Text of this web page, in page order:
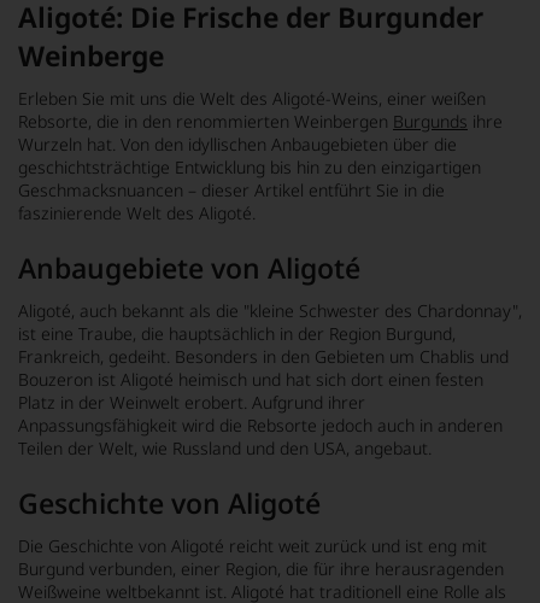
Aligoté: Die Frische der Burgunder
Weinberge
Erleben Sie mit uns die Welt des Aligoté-Weins, einer weißen
Rebsorte, die in den renommierten Weinbergen Burgunds ihre
Wurzeln hat. Von den idyllischen Anbaugebieten über die
geschichtsträchtige Entwicklung bis hin zu den einzigartigen
Geschmacksnuancen – dieser Artikel entführt Sie in die
faszinierende Welt des Aligoté.
Anbaugebiete von Aligoté
Aligoté, auch bekannt als die "kleine Schwester des Chardonnay",
ist eine Traube, die hauptsächlich in der Region Burgund,
Frankreich, gedeiht. Besonders in den Gebieten um Chablis und
Bouzeron ist Aligoté heimisch und hat sich dort einen festen
Platz in der Weinwelt erobert. Aufgrund ihrer
Anpassungsfähigkeit wird die Rebsorte jedoch auch in anderen
Teilen der Welt, wie Russland und den USA, angebaut.
Geschichte von Aligoté
Die Geschichte von Aligoté reicht weit zurück und ist eng mit
Burgund verbunden, einer Region, die für ihre herausragenden
Weißweine weltbekannt ist. Aligoté hat traditionell eine Rolle als